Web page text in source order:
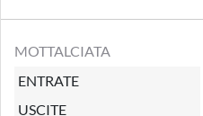
MOTTALCIATA
ENTRATE
USCITE